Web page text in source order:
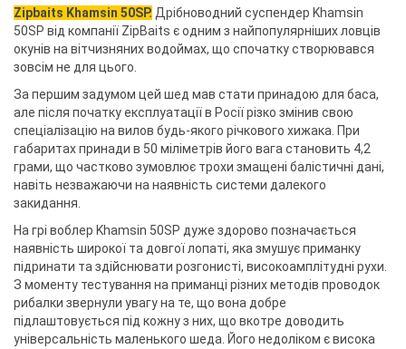
Zipbaits Khamsin 50SP. Дрібноводний суспендер Khamsin
50SP від ​​компанії ZipBaits є одним з найпопулярніших ловців
окунів на вітчизняних водоймах, що спочатку створювався
зовсім не для цього.
За першим задумом цей шед мав стати принадою для баса,
але після початку експлуатації в Росії різко змінив свою
спеціалізацію на вилов будь-якого річкового хижака. При
габаритах принади в 50 міліметрів його вага становить 4,2
грами, що частково зумовлює трохи змащені балістичні дані,
навіть незважаючи на наявність системи далекого
закидання.
На грі воблер Khamsin 50SP дуже здорово позначається
наявність широкої та довгої лопаті, яка змушує приманку
підринати та здійснювати розгонисті, високоамплітудні рухи.
З моменту тестування на приманці різних методів проводок
рибалки звернули увагу на те, що вона добре
підлаштовується під кожну з них, що вкотре доводить
універсальність маленького шеда. Його недоліком є ​​висока